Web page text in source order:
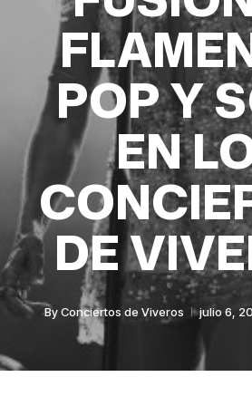
POP Y
EN
DE
ByConciertos de Viveros julio 6,